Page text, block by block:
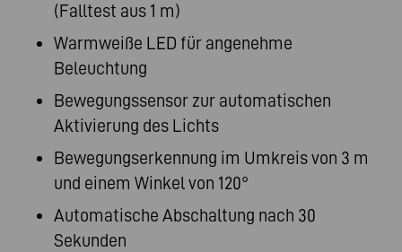
(Falltest aus 1 m)
Warmweiße LED für angenehme
Beleuchtung
Bewegungssensor zur automatischen
Aktivierung des Lichts
Bewegungserkennung im Umkreis von 3 m
und einem Winkel von 120°
Automatische Abschaltung nach 30
Sekunden